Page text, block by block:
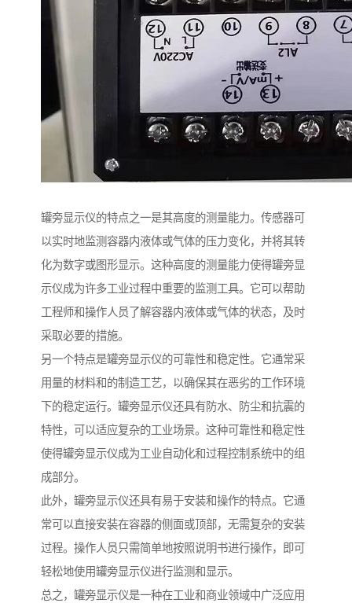
罐旁显示仪的特点之一是其高度的测量能力。传感器可
以实时地监测容器内液体或气体的压力变化，并将其转
化为数字或图形显示。这种高度的测量能力使得罐旁显
示仪成为许多工业过程中重要的监测工具。它可以帮助
工程师和操作人员了解容器内液体或气体的状态，及时
采取必要的措施。
另一个特点是罐旁显示仪的可靠性和稳定性。它通常采
用量的材料和的制造工艺，以确保其在恶劣的工作环境
下的稳定运行。罐旁显示仪还具有防水、防尘和抗震的
特性，可以适应复杂的工业场景。这种可靠性和稳定性
使得罐旁显示仪成为工业自动化和过程控制系统中的组
成部分。
此外，罐旁显示仪还具有易于安装和操作的特点。它通
常可以直接安装在容器的侧面或顶部，无需复杂的安装
过程。操作人员只需简单地按照说明书进行操作，即可
轻松地使用罐旁显示仪进行监测和显示。
总之，罐旁显示仪是一种在工业和商业领域中广泛应用